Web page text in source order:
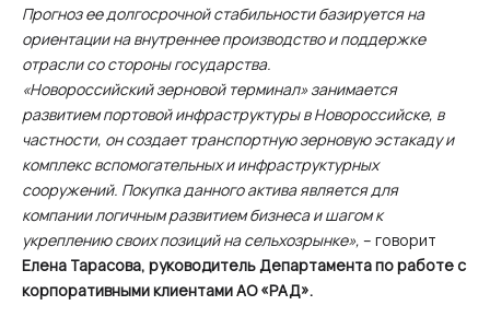
Прогноз ее долгосрочной стабильности базируется на
ориентации на внутреннее производство и поддержке
отрасли со стороны государства.
«Новороссийский зерновой терминал» занимается
развитием портовой инфраструктуры в Новороссийске, в
частности, он создает транспортную зерновую эстакаду и
комплекс вспомогательных и инфраструктурных
сооружений. Покупка данного актива является для
компании логичным развитием бизнеса и шагом к
укреплению своих позиций на сельхозрынке», – говорит
Елена Тарасова, руководитель Департамента по работе с
корпоративными клиентами АО «РАД».